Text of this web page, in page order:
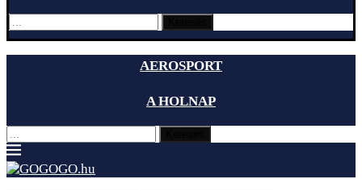
AEROSPORT
A HOLNAP